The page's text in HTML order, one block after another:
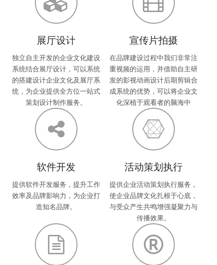
展厅设计
独立自主开发的企业文化建设
系统结合展厅设计，可以系统
的搭建设计企业文化及展厅系
统，为企业提供全方位一站式
策划设计制作服务。
宣传片拍摄
在品牌建设过程中我们非常注
重视频的运用，并借助自主研
发的影视动画设计后期剪辑合
成系统的优势，可以将企业文
化深植于观看者的脑海中
软件开发
提供软件开发服务，提升工作
效率及品牌影响力，为企业打
造知名品牌。
活动策划执行
提供企业活动策划执行服务，
使企业品牌文化扎根于心底，
与受众产生共鸣增强凝聚力与
传播效果。